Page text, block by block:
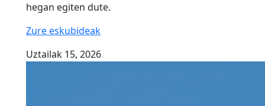
hegan egiten dute.
Zure eskubideak
Uztailak 15, 2026